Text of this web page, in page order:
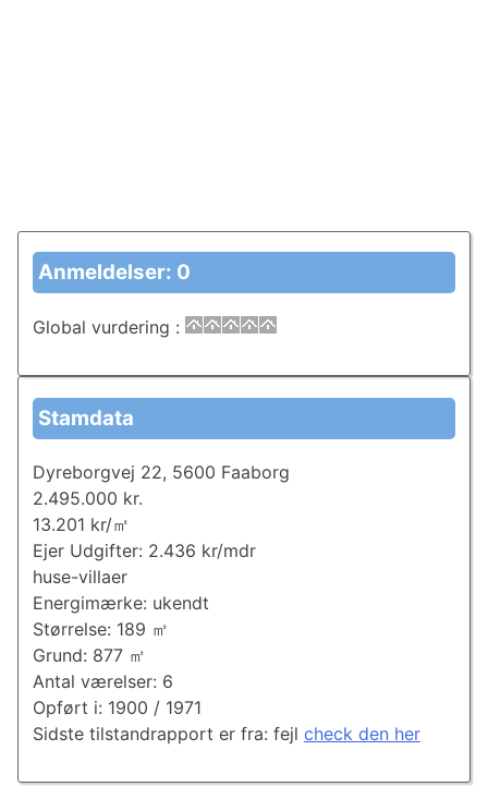
Anmeldelser: 0
Global vurdering :
Stamdata
Dyreborgvej 22, 5600 Faaborg
2.495.000 kr.
13.201 kr/㎡
Ejer Udgifter: 2.436 kr/mdr
huse-villaer
Energimærke: ukendt
Størrelse: 189 ㎡
Grund: 877 ㎡
Antal værelser: 6
Opført i: 1900 / 1971
Sidste tilstandrapport er fra: fejl check den her